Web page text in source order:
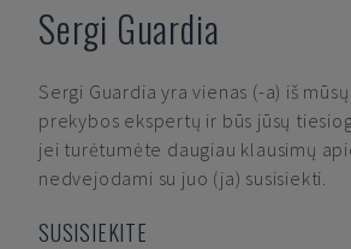
Sergi Guardia
Sergi Guardia yra vienas (-a) iš
prekybos ekspertų ir būs jūsų
jei turėtumėte daugiau klausimų
nedvejodami su juo (ja) susisiekti.
SUSISIEKITE